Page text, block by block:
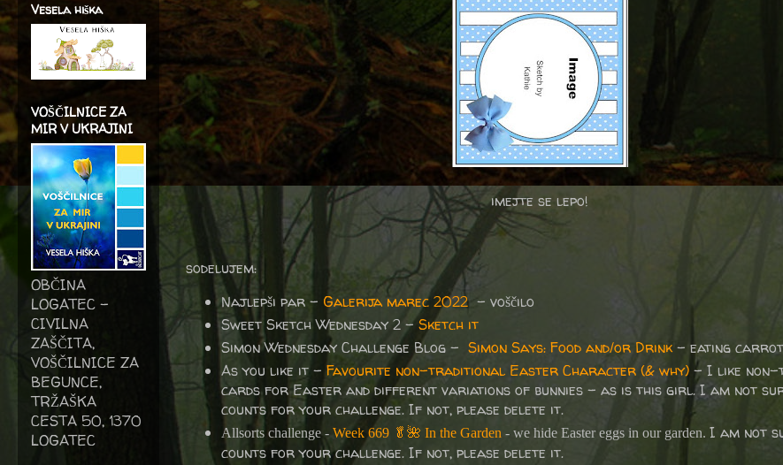
imejte se lepo!
sodelujem:
Najlepši par - Galerija marec 2022– voščilo
Sweet Sketch Wednesday 2 -Sketch it
Simon Wednesday Challenge Blog - Simon Says: Food and/or Drink- eating
As you like it - Favourite non-traditional Easter Character (& why) - I like
cards for Easter and different variations of bunnies - as is this girl. I am not
counts for your challenge. If not, please delete it.
Allsorts challenge - Week 669 🥬🌺 In the Garden - we hide Easter eggs in our garden. I am not
counts for your challenge. If not, please delete it.
Vesela hiška
VOŠČILNICE ZA
MIR V UKRAJINI
OBČINA
LOGATEC -
CIVILNA
ZAŠČITA,
VOŠČILNICE ZA
BEGUNCE,
TRŽAŠKA
CESTA 50, 1370
LOGATEC